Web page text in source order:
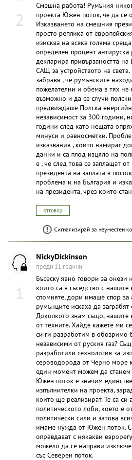
2
Смешна работа! Румъния
проекта Южен поток, че да се
Изказването на смешния
просто реплика от
изисква на всяка голяма
определен процент антируска
декларира привързаността
САЩ за устройството на
забравя , че румънските
пожелателни и обема в тях не
възможно и да се случи
предвиждаше Полска
независимост за 300 години,
години след като нещата
минуси и равносметки.
изказвания , които намират
данни и са плод изцяло на
е , че след това се заплащат
президента на заплата в
проблема и на България и
на президента, чрез които
отговор
Сигнализирай за неуместен
1
NickyDickinson
преди 11 години
Бъсеску явно говори за
които са в съседство с
спомняте, дори имаше спор за
румънците искаха да
Доколкото знам също, нашите
от техните. Хайде кажете ми
си ги разработим в обозримо
независими от руския газ?
разработили технология за
сероводорода от Черно море
един момент можем да станем
Южен поток е значим
изпълнителки на проекта,
които ще реализират. Те са си
политическото лоби, което е
политически сили и затова
имаме нужда от Южен поток.
оправдават с някакви
можело да се направи
със Северен поток.